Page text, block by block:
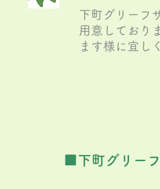
下町グリーフ
用意しており
ます様に宜し
■下町グリー